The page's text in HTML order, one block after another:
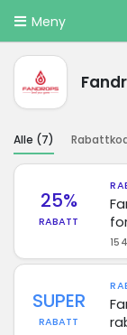
Meny
Alle (7)
25%
RABATT
SUPER
RABATT